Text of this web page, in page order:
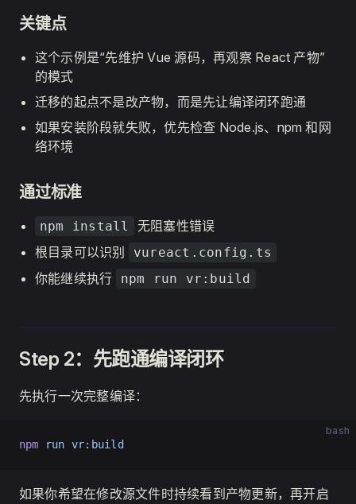
关键点
这个示例是“先维护 Vue 源码，再观察 React 产物”
的模式
迁移的起点不是改产物，而是先让编译闭环跑通
如果安装阶段就失败，优先检查 Node.js、npm 和网
络环境
通过标准
npm install
无阻塞性错误
根目录可以识别
vureact.config.ts
你能继续执行 npm run vr:build
Step 2：先跑通编译闭环
先执行一次完整编译：
bash
npm run vr:build
如果你希望在修改源文件时持续看到产物更新，再开启